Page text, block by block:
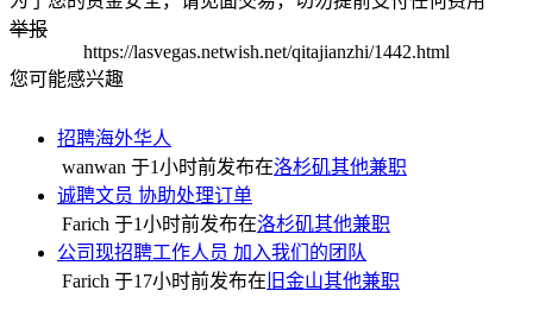
举报
https://lasvegas.netwish.net/qitajianzhi/1442.html
您可能感兴趣
招聘海外华人
wanwan 于1小时前发布在洛杉矶其他兼职
诚聘文员 协助处理订单
Farich 于1小时前发布在洛杉矶其他兼职
公司现招聘工作人员 加入我们的团队
Farich 于17小时前发布在 旧金山其他兼职